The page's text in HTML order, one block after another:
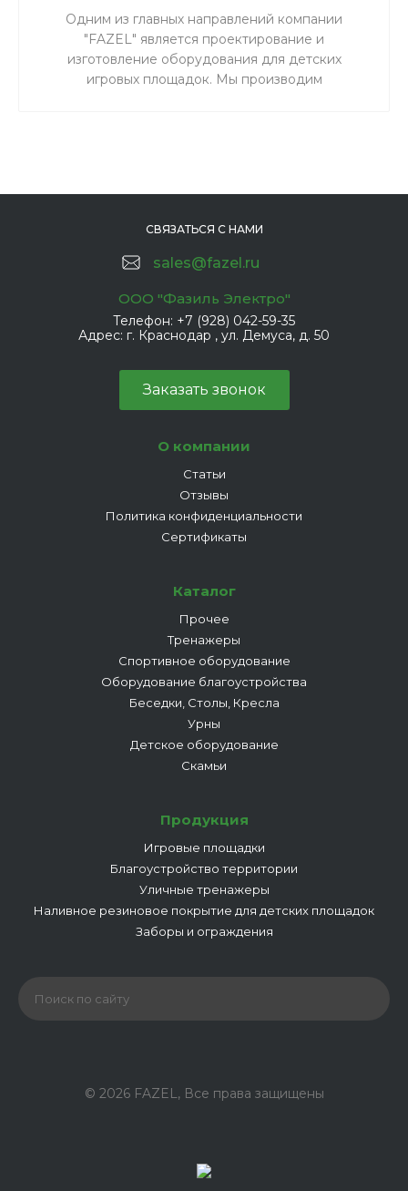
Одним из главных направлений компании
"FAZEL" является проектирование и
изготовление оборудования для детских
игровых площадок. Мы производим
агентстве по техническому регулированию и
СВЯЗАТЬСЯ С НАМИ
sales@fazel.ru
ООО "Фазиль Электро"
Телефон: +7 (928) 042-59-35
Адрес: г. Краснодар , ул. Демуса, д. 50
Заказать звонок
О компании
Статьи
Отзывы
Политика конфиденциальности
Сертификаты
Каталог
Прочее
Тренажеры
Спортивное оборудование
Оборудование благоустройства
Беседки, Столы, Кресла
Урны
Детское оборудование
Скамьи
Продукция
Игровые площадки
Благоустройство территории
Уличные тренажеры
Наливное резиновое покрытие для детских площадок
Заборы и ограждения
© 2026 FAZEL, Все права защищены